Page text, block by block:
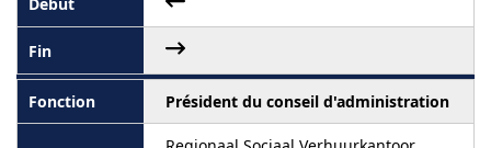
Président du conseil d'administration